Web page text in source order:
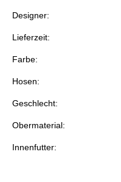
Designer:
Lieferzeit:
Farbe:
Hosen:
Geschlecht:
Obermaterial:
Innenfutter: